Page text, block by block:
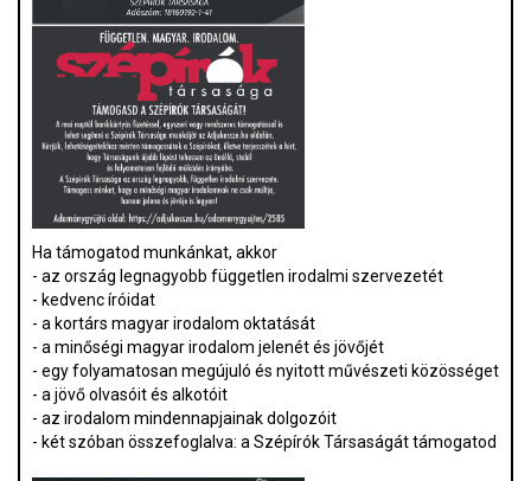
Ha támogatod munkánkat, akkor
- az ország legnagyobb független irodalmi szervezetét
- kedvenc íróidat
- a kortárs magyar irodalom oktatását
- a minőségi magyar irodalom jelenét és jövőjét
- egy folyamatosan megújuló és nyitott művészeti közösséget
- a jövő olvasóit és alkotóit
- az irodalom mindennapjainak dolgozóit
- két szóban összefoglalva: a Szépírók Társaságát támogatod